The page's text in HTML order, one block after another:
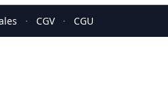
· CGV · CGU